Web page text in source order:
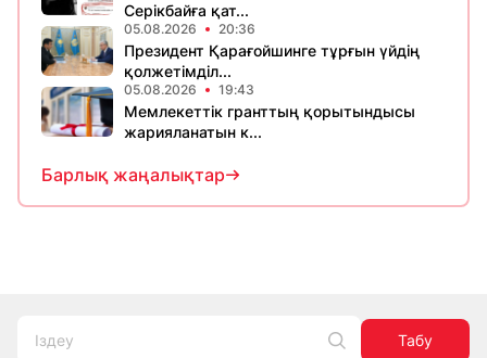
Серікбайға қат...
05.08.2026 20:36
Президент Қарағойшинге тұрғын үйдің
қолжетімділ...
05.08.2026 19:43
Мемлекеттік гранттың қорытындысы
жарияланатын к...
Барлық жаңалықтар
Табу